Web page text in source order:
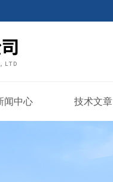
闻中心 技术文章